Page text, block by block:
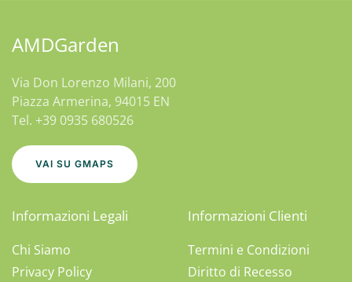
AMDGarden
Via Don Lorenzo Milani, 200
Piazza Armerina, 94015 EN
Tel. +39 0935 680526
VAI SU GMAPS
Informazioni Legali
Chi Siamo
Privacy Policy
Informazioni Clienti
Termini e Condizioni
Diritto di Recesso